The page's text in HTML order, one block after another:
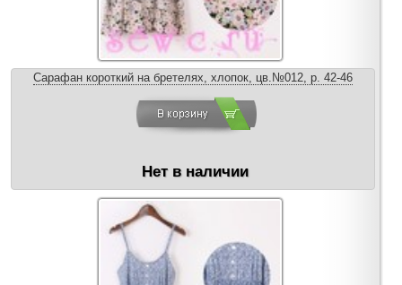
Сарафан короткий на бретелях, хлопок, цв.№012, р. 42-46
Нет в наличии